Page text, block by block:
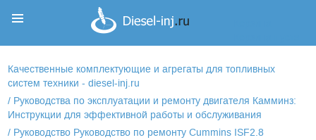
Качественные комплектующие и агрегаты для топливных
систем техники - diesel-inj.ru
/ Руководства по эксплуатации и ремонту двигателя Камминз:
Инструкции для эффективной работы и обслуживания
/ Руководство Руководство по ремонту Cummins ISF2.8